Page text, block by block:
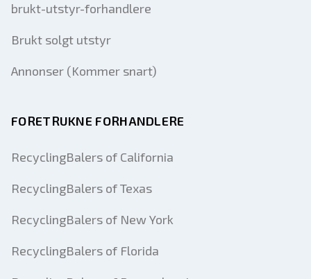
brukt-utstyr-forhandlere
Brukt solgt utstyr
Annonser (Kommer snart)
FORETRUKNE FORHANDLERE
RecyclingBalers of California
RecyclingBalers of Texas
RecyclingBalers of New York
RecyclingBalers of Florida